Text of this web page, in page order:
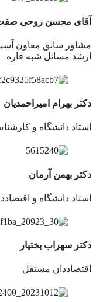
آقای محسن روحی
مشاور سابق معاون
ارشد مسائل شبه قاره
دکتر بهرام امیراحمدیان
استاد دانشگاه و
دکتر بهمن آرمان
استاد دانشگاه و
دکتر سهراب بختیار
اقتصاددان مستقل